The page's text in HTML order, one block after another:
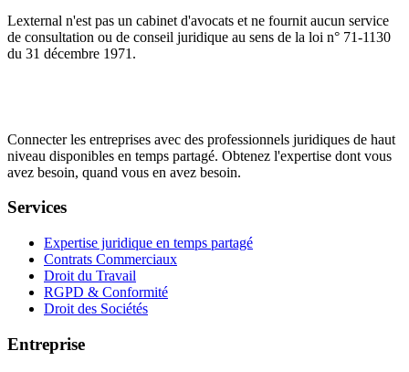
Lexternal n'est pas un cabinet d'avocats et ne fournit aucun service
de consultation ou de conseil juridique au sens de la loi n° 71-1130
du 31 décembre 1971.
Connecter les entreprises avec des professionnels juridiques de haut
niveau disponibles en temps partagé. Obtenez l'expertise dont vous
avez besoin, quand vous en avez besoin.
Services
Expertise juridique en temps partagé
Contrats Commerciaux
Droit du Travail
RGPD & Conformité
Droit des Sociétés
Entreprise